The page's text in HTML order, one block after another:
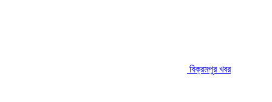
বিক্রমপুর খবর